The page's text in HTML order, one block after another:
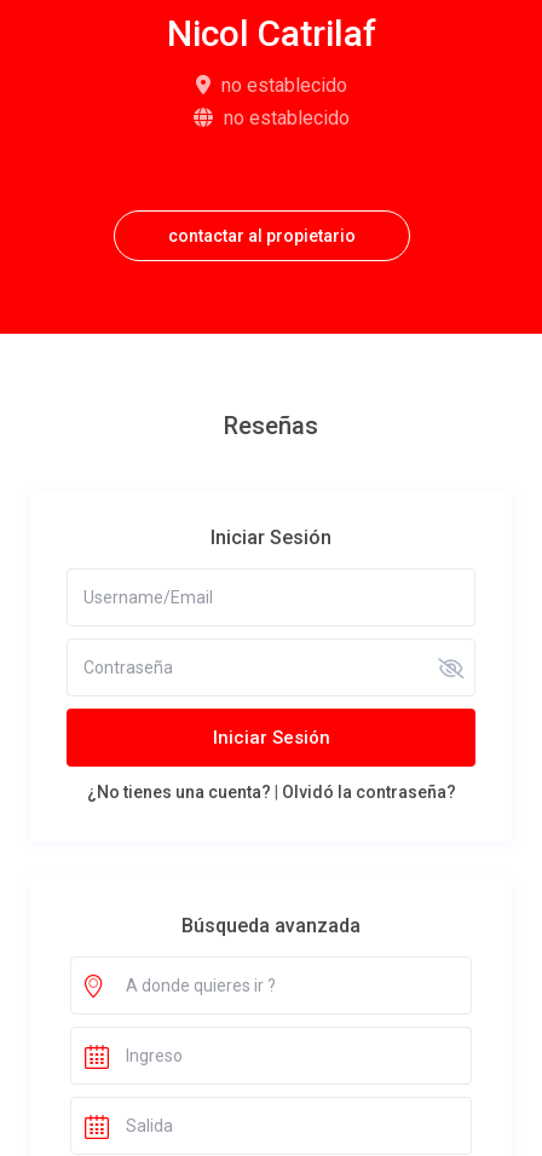
Nicol Catrilaf
no establecido
no establecido
contactar al propietario
Reseñas
Iniciar Sesión
Iniciar Sesión
¿No tienes una cuenta? Olvidó la contraseña?
Búsqueda avanzada